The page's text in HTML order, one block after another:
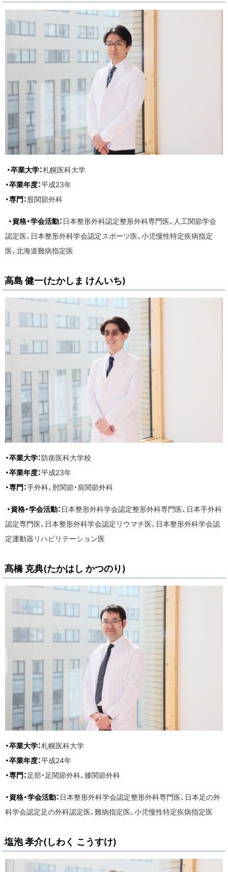
・卒業大学：札幌医科大学
・卒業年度：平成23年
・専門：股関節外科
・資格・学会活動： 日本整形外科認定整形外科専門医、人工関節学会
認定医、日本整形外科学会認定スポーツ医、小児慢性特定疾病指定
医、北海道難病指定医
高島 健一(たかしま けんいち)
・卒業大学：防衛医科大学校
・卒業年度：平成23年
・専門：手外科、肘関節・肩関節外科
・資格・学会活動： 日本整形外科学会認定整形外科専門医、日本手外科
認定専門医、日本整形外科学会認定リウマチ医、日本整形外科学会認
定運動器リハビリテーション医
髙橋 克典(たかはし かつのり)
・卒業大学：札幌医科大学
・卒業年度：平成24年
・専門：足部・足関節外科、膝関節外科
・資格・学会活動： 日本整形外科学会認定整形外科専門医、日本足の外
科学会認定足の外科認定医、難病指定医、小児慢性特定疾病指定医
塩泡 孝介(しわく こうすけ)